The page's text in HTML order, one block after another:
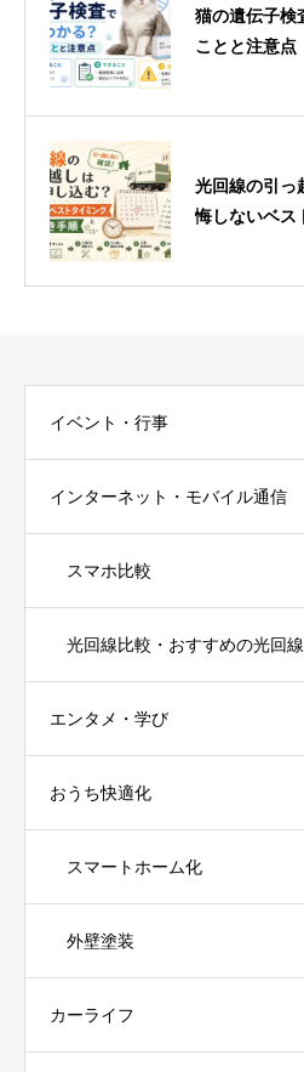
猫の遺伝子検
ことと注意点
光回線の引っ
悔しないベス
イベント・行事
インターネット・モバイル通信
スマホ比較
光回線比較・おすすめの光回線
エンタメ・学び
おうち快適化
スマートホーム化
外壁塗装
カーライフ